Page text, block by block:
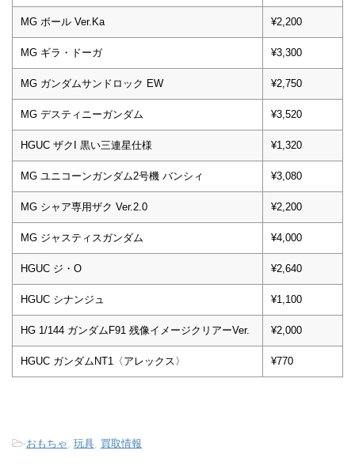
MG ボール Ver.Ka ¥2,200
MG ギラ・ドーガ ¥3,300
MG ガンダムサンドロック EW ¥2,750
MG デスティニーガンダム ¥3,520
HGUC ザクI 黒い三連星仕様 ¥1,320
MG ユニコーンガンダム2号機 バンシィ ¥3,080
MG シャア専用ザク Ver.2.0 ¥2,200
MG ジャスティスガンダム ¥4,000
HGUC ジ・O ¥2,640
HGUC シナンジュ ¥1,100
HG 1/144 ガンダムF91 残像イメージクリアーVer. ¥2,000
HGUC ガンダムNT1〈アレックス〉 ¥770
-おもちゃ 玩具 買取情報